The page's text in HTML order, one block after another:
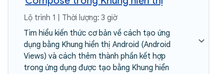
Lộ trình 1 | Thời lượng: 3 giờ
Tìm hiểu kiến thức cơ bản về cách tạo ứng
dụng bằng Khung hiển thị Android (Android
Views) và cách thêm thành phần kết hợp
trong ứng dụng được tạo bằng Khung hiển